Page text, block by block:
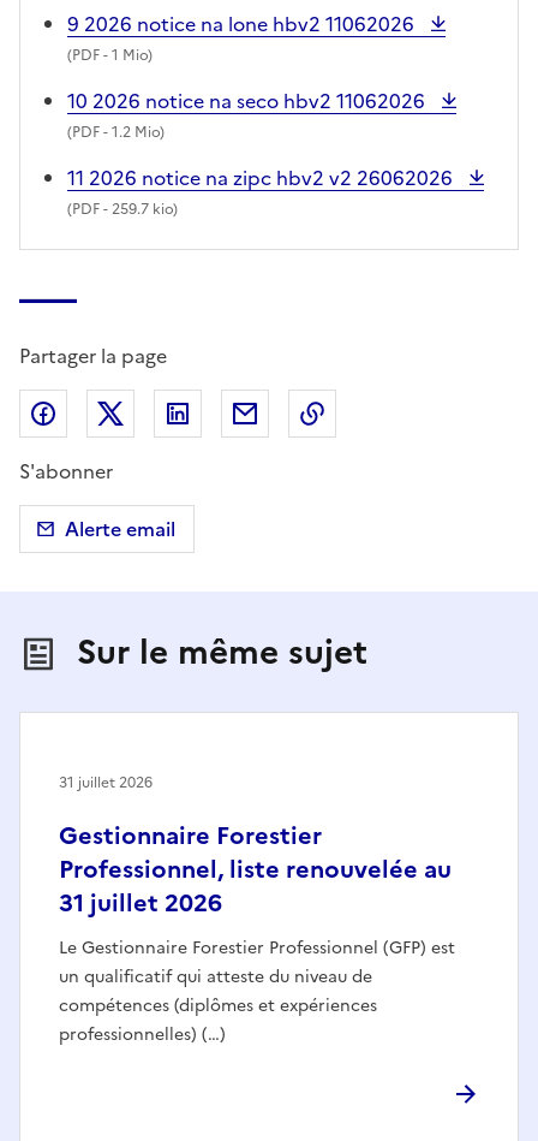
9 2026 notice na lone hbv2 11062026
(PDF- 1 Mio)
10 2026 notice na seco hbv2 11062026
(PDF- 1.2 Mio)
11 2026 notice na zipc hbv2 v2 26062026
(PDF- 259.7 kio)
Partager la page
Partager sur Facebook
Partager sur X (anciennement Twitter)
Partager sur LinkedIn
Partager par email
S'abonner
Alerte email
Sur le même sujet
Gestionnaire Forestier
Professionnel, liste renouvelée au
31 juillet 2026
Le Gestionnaire Forestier Professionnel (GFP) est
un qualificatif qui atteste du niveau de
compétences (diplômes et expériences
professionnelles) (…)
31 juillet 2026